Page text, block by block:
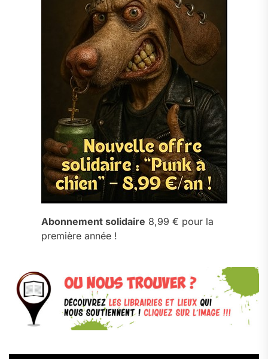
Abonnement solidaire 8,99 € pour la
première année !